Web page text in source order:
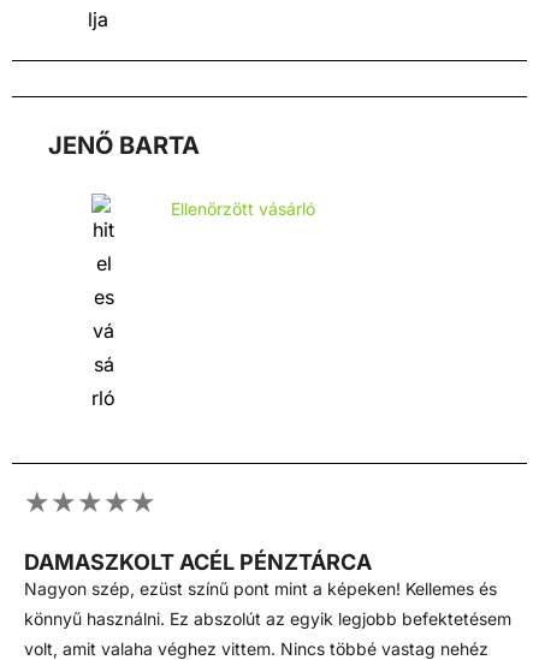
JENŐ BARTA
Ellenőrzött vásárló
★★★★★
DAMASZKOLT ACÉL PÉNZTÁRCA
Nagyon szép, ezüst színű pont mint a képeken! Kellemes és
könnyű használni. Ez abszolút az egyik legjobb befektetésem
volt, amit valaha véghez vittem. Nincs többé vastag nehéz